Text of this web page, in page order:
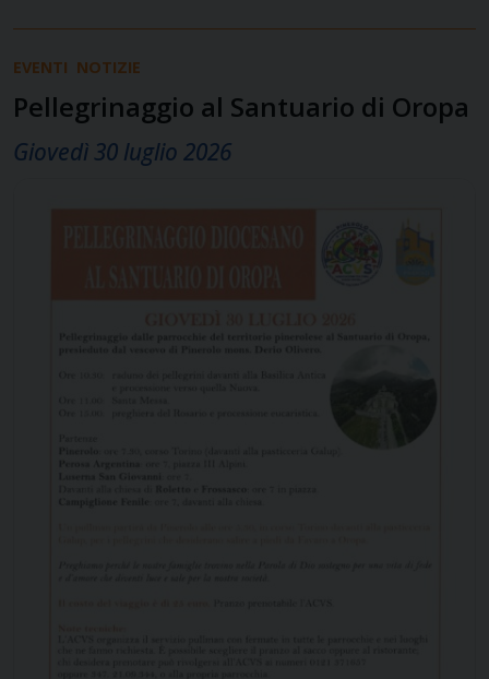
EVENTI NOTIZIE
Pellegrinaggio al Santuario di Oropa
Giovedì 30 luglio 2026